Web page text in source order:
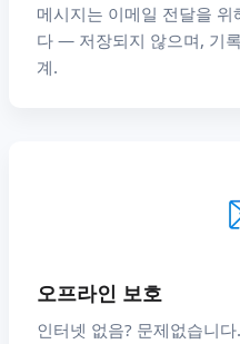
메시지는 이메일 전달을
다 — 저장되지 않으며, 기
계.
오프라인 보호
인터넷 없음? 문제없습니